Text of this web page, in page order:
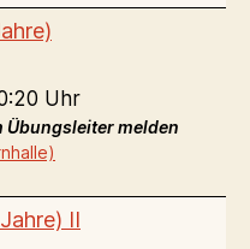
Uhr
Übungsleiter melden
II